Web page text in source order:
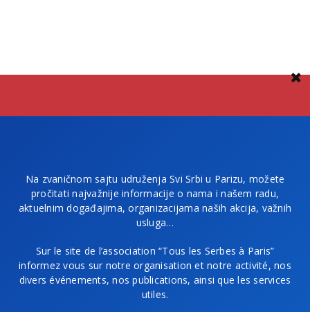
Na zvaničnom sajtu udruženja Svi Srbi u Parizu, možete
pročitati najvažnije informacije o nama i našem radu,
aktuelnim događajima, organizacijama naših akcija, važnih
usluga…
Sur le site de l’association “Tous les Serbes à Paris”
informez vous sur notre organisation et notre activité, nos
divers événements, nos publications, ainsi que les services
utiles.